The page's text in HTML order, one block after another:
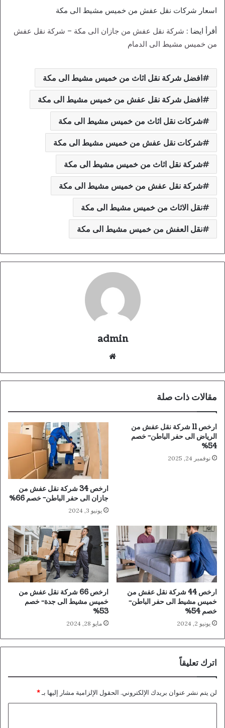
اسعار شركات نقل عفش من خميس مشيط الى مكة
أقرأ ايضا : شركة نقل عفش من جازان الى مكة – شركة نقل عفش
من خميس مشيط الى الدمام
افضل شركة نقل اثاث من خميس مشيط الى مكة
افضل شركة نقل عفش من خميس مشيط الى مكة
شركات نقل اثاث من خميس مشيط الى مكة
شركات نقل عفش من خميس مشيط الى مكة
شركة نقل اثاث من خميس مشيط الى مكة
شركة نقل عفش من خميس مشيط الى مكة
نقل الاثاث من خميس مشيط الى مكة
نقل العفش من خميس مشيط الى مكة
admin
مقالات ذات صلة
ارخص 11 شركة نقل عفش من
الرياض الى حفر الباطن- خصم
54%
نوفمبر 24, 2025
ارخص 34 شركة نقل عفش من
جازان الى حفر الباطن- خصم 66%
يونيو 3, 2024
ارخص 44 شركة نقل عفش من
خميس مشيط الى حفر الباطن-
خصم 54%
يونيو 2, 2024
ارخص 66 شركة نقل عفش من
خميس مشيط الى جدة- خصم
53%
مايو 28, 2024
اترك تعليقاً
لن يتم نشر عنوان بريدك الإلكتروني. الحقول الإلزامية مشار إليها بـ*